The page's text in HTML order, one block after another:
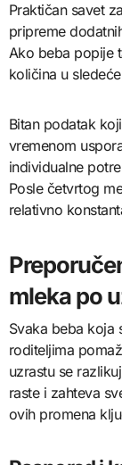
Praktičan savet
pripreme
Ako beba popije
količina u
Bitan podatak
vremenom
individualne
Posle četvrtog
relativno
mleka po
Svaka beba koja
roditeljima
uzrastu se
raste i zahteva
ovih promena